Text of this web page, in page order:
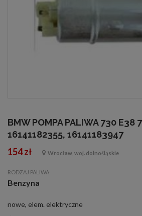
BMW POMPA PALIWA 730 E38
16141182355, 16141183947
154 zł Wrocław, woj. dolnośląskie
RODZAJ PALIWA
Benzyna
nowe, elem. elektryczne